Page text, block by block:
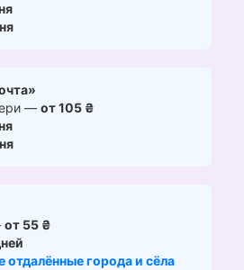
— от 105 ₴
от 55 ₴
отдалённые города и сёла